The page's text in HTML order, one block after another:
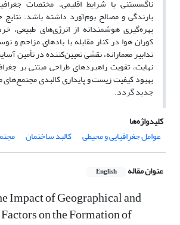
ناگسستنی با شرایط اقلیمی، مختصات
بارندگی و مصالح بوم‌آورد داشته باشد.
بهره‌گیری هوشمندانه از انرژی‌های طبیعی،
کوران هوا در کنار مقابله با بادهای مزاحم و
تدابیر معمارانه، نقشی تعیین‌کننده در تأمین
نهایت، تقویت راهبردهای طراحی مبتنی بر
بهبود کیفیت زیست و پایداری کالبدی
جدید گردد.
کلیدواژه‌ها
عوامل جغرافیایی و محیطی
کالبد ساختمان
عنوان مقاله English
Impact of Geographical and
on the Formation of